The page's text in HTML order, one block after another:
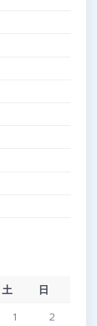
土
日
1
2